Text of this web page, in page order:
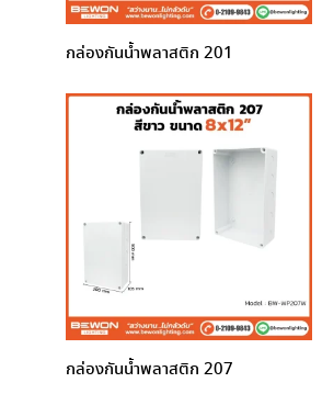
กล่องกันน้ำพลาสติก 201
กล่องกันน้ำพลาสติก 207